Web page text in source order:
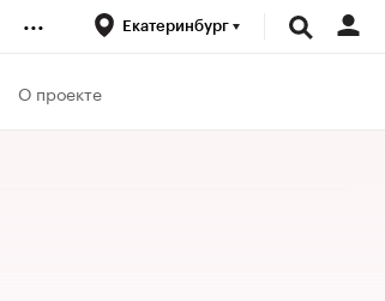
... Екатеринбург
О проекте